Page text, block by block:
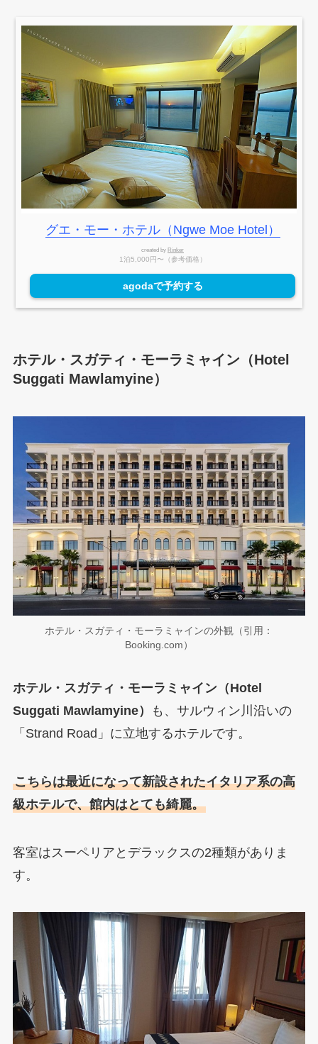
グエ・モー・ホテル（Ngwe Moe Hotel）
created by Rinker
1泊5,000円〜（参考価格）
agodaで予約する
ホテル・スガティ・モーラミャイン（Hotel
Suggati Mawlamyine）
ホテル・スガティ・モーラミャインの外観（引用：
Booking.com）
ホテル・スガティ・モーラミャイン（Hotel
Suggati Mawlamyine）
も、サルウィン川沿いの
「Strand Road」に立地するホテルです。
こちらは最近になって新設されたイタリア系の高
級ホテルで、館内はとても綺麗。
客室はスーペリアとデラックスの2種類がありま
す。